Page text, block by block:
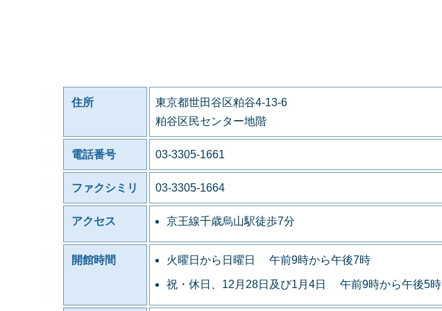
住所
東京都世田谷区粕谷4-13-6
粕谷区民センター地階
電話番号 03-3305-1661
ファクシミリ 03-3305-1664
アクセス 京王線千歳烏山駅徒歩7分
開館時間 火曜日から日曜日 午前9時から午後7時
祝・休日、12月28日及び1月4日 午前9時から午後5時